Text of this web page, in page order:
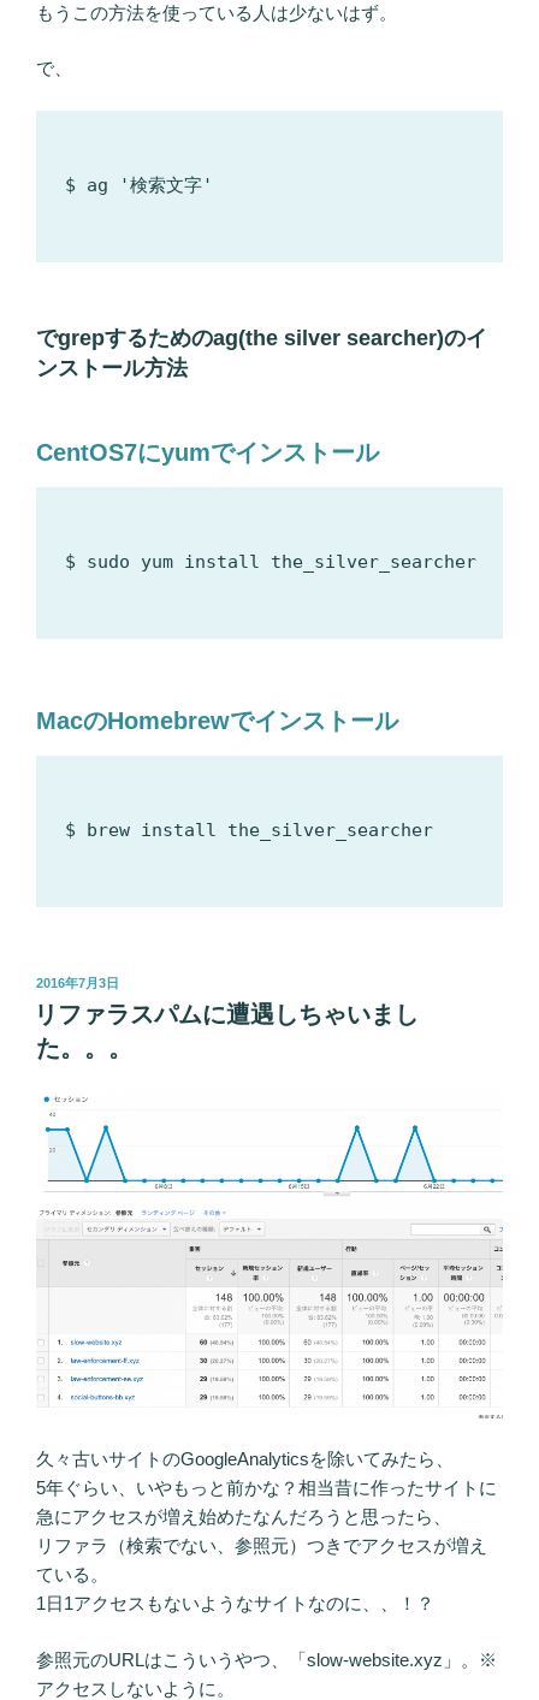
もうこの方法を使っている人は少ないはず。
で、
$ ag '検索文字'
でgrepするためのag(the silver searcher)のイ
ンストール方法
CentOS7にyumでインストール
$ sudo yum install the_silver_searcher
MacのHomebrewでインストール
$ brew install the_silver_searcher
投
稿
日:
2016年7月3日
リファラスパムに遭遇しちゃいまし
た。。。
久々古いサイトのGoogleAnalyticsを除いてみたら、
5年ぐらい、いやもっと前かな？相当昔に作ったサイトに
急にアクセスが増え始めたなんだろうと思ったら、
リファラ（検索でない、参照元）つきでアクセスが増え
ている。
1日1アクセスもないようなサイトなのに、、！？
参照元のURLはこういうやつ、「slow-website.xyz」。※
アクセスしないように。